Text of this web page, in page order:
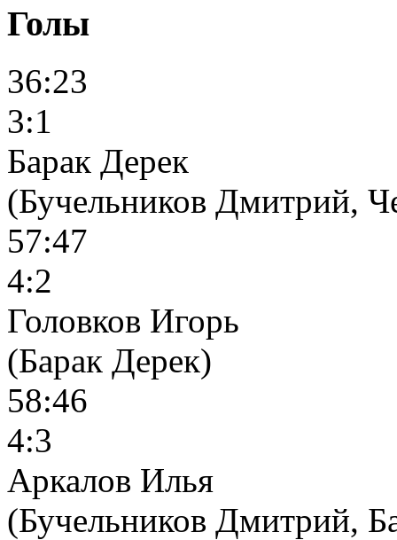
Голы
36:23
3:1
Барак Дерек
(Бучельников Дмитрий,
57:47
4:2
Головков Игорь
(Барак Дерек)
58:46
4:3
Аркалов Илья
(Бучельников Дмитрий,